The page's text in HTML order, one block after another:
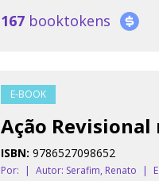
167 booktokens
E-BOOK
Ação Revisional
ISBN: 9786527098652
Por: | Autor: Serafim, Renato |